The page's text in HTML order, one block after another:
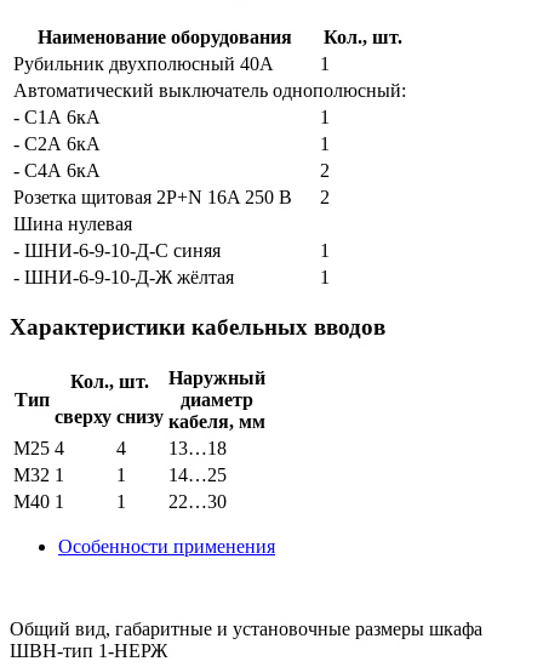
Наименование оборудования
Кол., шт.
Рубильник двухполюсный 40А
1
Автоматический выключатель однополюсный:
- С1А 6кА
1
- С2А 6кА
1
- С4А 6кА
2
Розетка щитовая 2P+N 16A 250 В
2
Шина нулевая
- ШНИ-6-9-10-Д-С синяя
1
- ШНИ-6-9-10-Д-Ж жёлтая
1
Характеристики кабельных вводов
Тип
Кол., шт.
Наружный
диаметр
кабеля, мм
сверху снизу
M25 4 4
13…18
M32 1 1
14…25
M40 1 1 22…30
Особенности применения
Общий вид, габаритные и установочные размеры шкафа
ШВН‑тип 1-НЕРЖ